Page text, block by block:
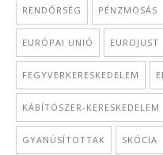
RENDŐRSÉG PÉNZMOSÁS
EURÓPAI UNIÓ EUROJUST
FEGYVERKERESKEDELEM
KÁBÍTÓSZER-KERESKEDELEM
GYANÚSÍTOTTAK SKÓCIA